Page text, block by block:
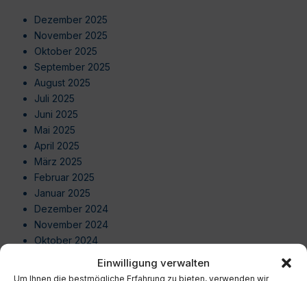
Einwilligung verwalten
Um Ihnen die bestmögliche Erfahrung zu bieten, verwenden wir
Dezember 2025
November 2025
Oktober 2025
September 2025
August 2025
Juli 2025
Juni 2025
Mai 2025
April 2025
März 2025
Februar 2025
Januar 2025
Dezember 2024
November 2024
Oktober 2024